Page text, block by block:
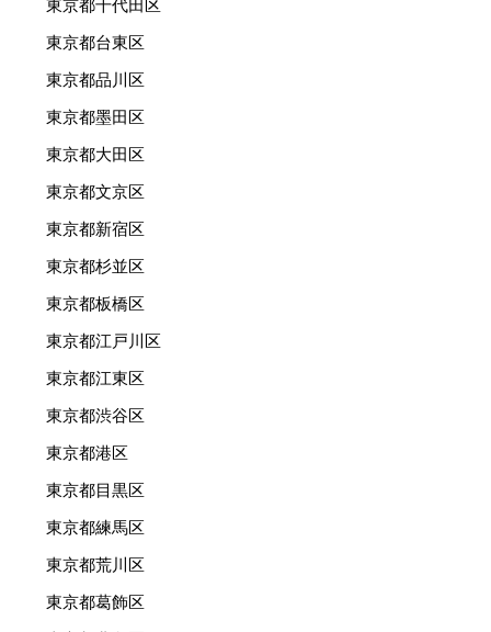
東京都千代田区
東京都台東区
東京都品川区
東京都墨田区
東京都大田区
東京都文京区
東京都新宿区
東京都杉並区
東京都板橋区
東京都江戸川区
東京都江東区
東京都渋谷区
東京都港区
東京都目黒区
東京都練馬区
東京都荒川区
東京都葛飾区